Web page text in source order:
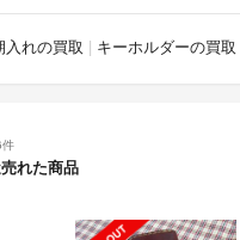
れの買取 キーホルダーの買取
れた商品